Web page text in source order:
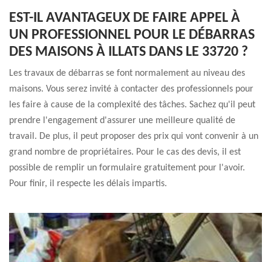
EST-IL AVANTAGEUX DE FAIRE APPEL À
UN PROFESSIONNEL POUR LE DÉBARRAS
DES MAISONS À ILLATS DANS LE 33720 ?
Les travaux de débarras se font normalement au niveau des
maisons. Vous serez invité à contacter des professionnels pour
les faire à cause de la complexité des tâches. Sachez qu'il peut
prendre l'engagement d'assurer une meilleure qualité de
travail. De plus, il peut proposer des prix qui vont convenir à un
grand nombre de propriétaires. Pour le cas des devis, il est
possible de remplir un formulaire gratuitement pour l'avoir.
Pour finir, il respecte les délais impartis.